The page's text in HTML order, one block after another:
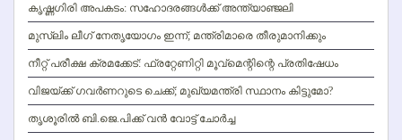
കൃഷ്ണഗിരി അപകടം: സഹോദരങ്ങള്‍ക്ക് അന്ത്യാഞ്ജലി
മുസ്ലിം ലീഗ് നേതൃയോഗം ഇന്ന്; മന്ത്രിമാരെ തീരുമാനിക്കും
നീറ്റ് പരീക്ഷ ക്രമക്കേട്: ഫ്രറ്റേണിറ്റി മൂവ്‌മെന്റിന്റെ പ്രതിഷേധം
വിജയ്ക്ക് ഗവര്‍ണറുടെ ചെക്ക്; മുഖ്യമന്ത്രി സ്ഥാനം കിട്ടുമോ?
തൃശൂരില്‍ ബി.ജെ.പിക്ക് വന്‍ വോട്ട് ചോര്‍ച്ച